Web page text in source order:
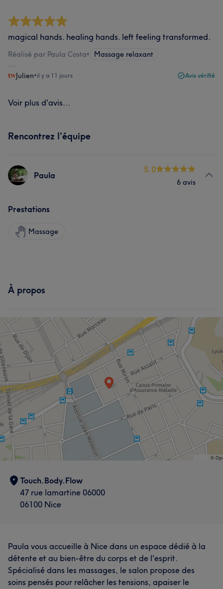
magical hands. healing hands. left feeling transformed.
Réalisé par Paula Costa• Massage relaxant
Julien•il y a 11 jours Avis vérifié
Voir plus d'avis...
Rencontrez l'équipe
Paula
5.0
6 avis
Prestations
Massage
À propos
Touch.Body.Flow
47 rue lamartine 06000
06100 Nice
Paula vous accueille à Nice dans un espace dédié à la
détente et au bien-être du corps et de l'esprit.
Spécialisé dans les massages, le salon propose des
soins pensés pour relâcher les tensions, apaiser le